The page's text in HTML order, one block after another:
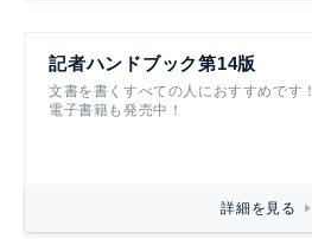
記者ハンドブック第14版
文書を書くすべての人におすすめです！
電子書籍も発売中！
詳細を見る